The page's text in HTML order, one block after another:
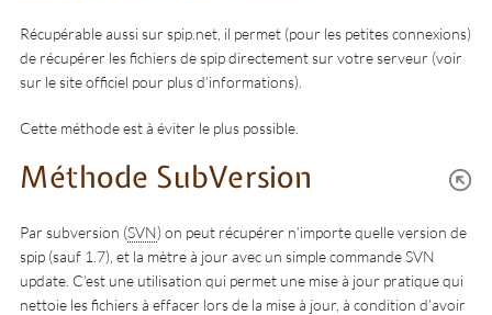
Récupérable aussi sur spip.net, il permet (pour les petites connexions)
de récupérer les fichiers de spip directement sur votre serveur (voir
sur le site officiel pour plus d’informations).
Cette méthode est à éviter le plus possible.
Méthode SubVersion
Par subversion (SVN) on peut récupérer n’importe quelle version de
spip (sauf 1.7), et la mètre à jour avec un simple commande SVN
update. C’est une utilisation qui permet une mise à jour pratique qui
nettoie les fichiers à effacer lors de la mise à jour, à condition d’avoir